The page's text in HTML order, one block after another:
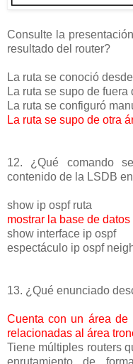
Consulte la
resultado del router?
La ruta se conoció
La ruta se supo de fuera
La ruta se configuró
La ruta se supo de otra
12. ¿Qué comando
contenido de la LSDB
show ip ospf ruta
mostrar la base de
show interface ip ospf
espectáculo ip ospf
13. ¿Qué enunciado
Cuenta con un área de
relacionadas al área
Tiene múltiples routers